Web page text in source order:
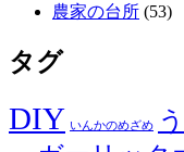
農家の台所 (53)
タグ
DIY いんかのめざめ